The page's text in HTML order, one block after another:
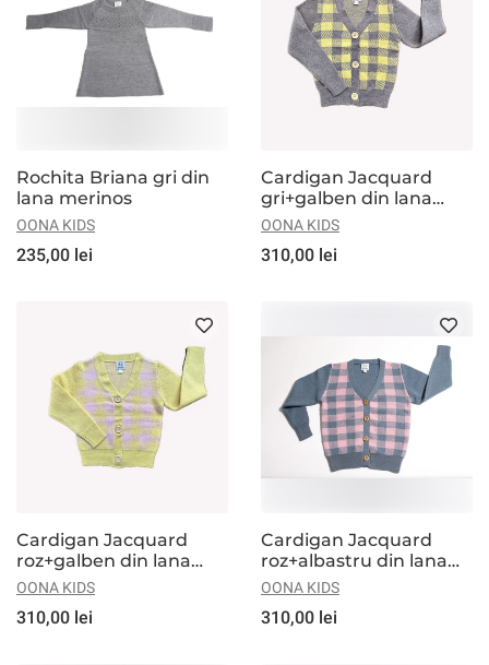
Rochita Briana gri din
lana merinos
OONA KIDS
235,00 lei
Cardigan Jacquard
gri+galben din lana
merinos
OONA KIDS
310,00 lei
Cardigan Jacquard
roz+galben din lana
merinos
OONA KIDS
310,00 lei
Cardigan Jacquard
roz+albastru din lana
merinos
OONA KIDS
310,00 lei